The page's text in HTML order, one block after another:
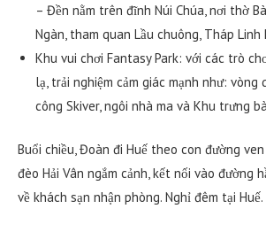
– Đền nằm trên đĩnh Núi Chúa, nơi thờ
Ngàn, tham quan Lầu chuông, Tháp Linh
Khu vui chơi Fantasy Park: với các trò
lạ, trải nghiệm cảm giác mạnh như: vòng
công Skiver, ngôi nhà ma và Khu trưng
Buổi chiều, Đoàn đi Huế theo con đường
đèo Hải Vân ngắm cảnh, kết nối vào đường
về khách sạn nhận phòng. Nghỉ đêm tại Huế.